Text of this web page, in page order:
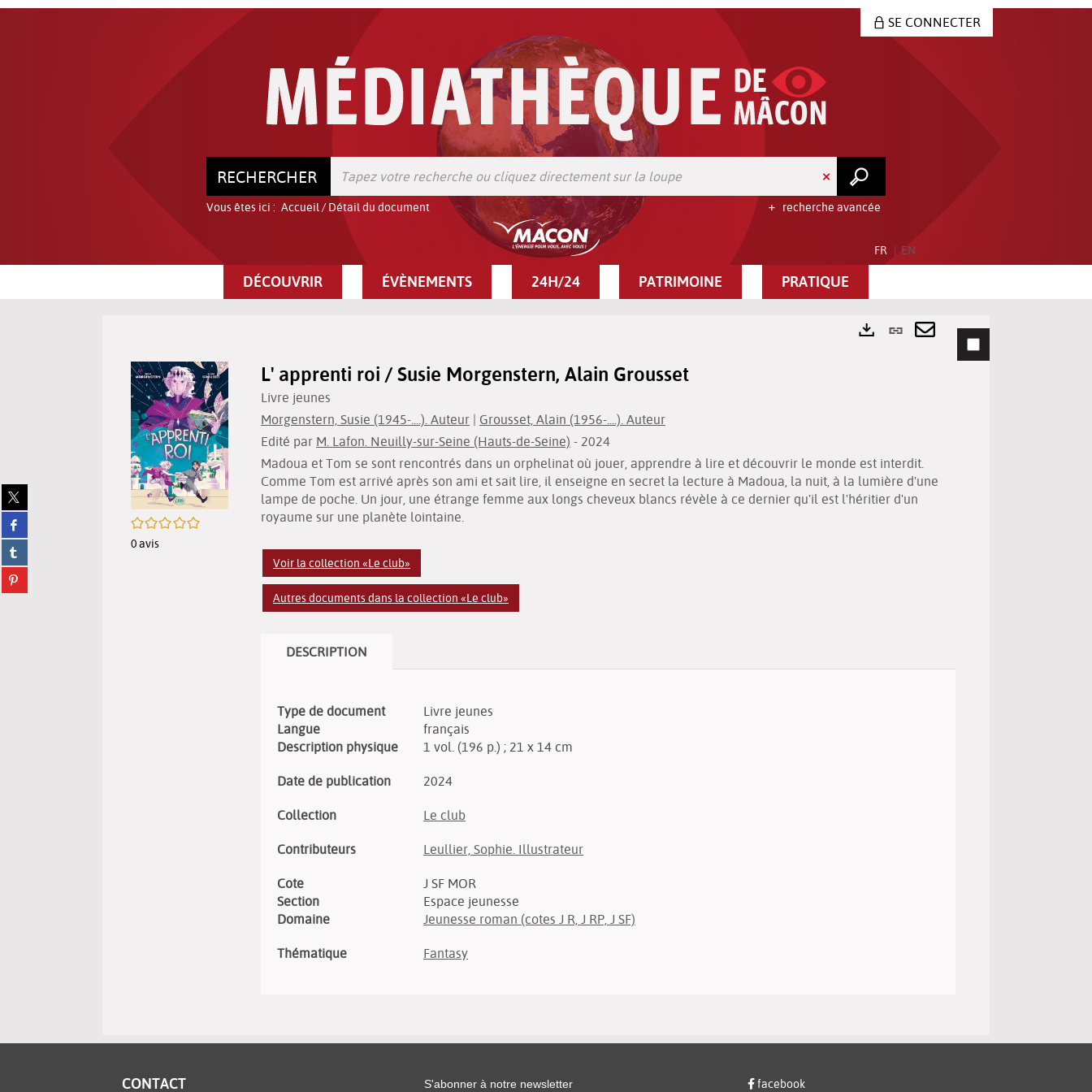
SE CONNECTER
RECHERCHER
recherche avancée
Vous êtes ici : Accueil/ Détail du document
FR EN
DÉCOUVRIR ÉVÈNEMENTS 24H/24 PATRIMOINE PRATIQUE
Partager
sur
twitter
(Nouvelle
fenêtre)
Partager
sur
facebook
(Nouvelle
fenêtre)
Partager
sur
tumblr
(Nouvelle
Partager
sur
Lien
permanent
Envoyer
/5
0avis
L' apprenti roi / Susie Morgenstern, Alain Grousset
Livre jeunes
Morgenstern, Susie (1945-....). Auteur | Grousset, Alain (1956-....). Auteur
Edité par M. Lafon. Neuilly-sur-Seine (Hauts-de-Seine) - 2024
Madoua et Tom se sont rencontrés dans un orphelinat où jouer, apprendre à lire et découvrir le monde est interdit.
Comme Tom est arrivé après son ami et sait lire, il enseigne en secret la lecture à Madoua, la nuit, à la lumière d'une
lampe de poche. Un jour, une étrange femme aux longs cheveux blancs révèle à ce dernier qu'il est l'héritier d'un
royaume sur une planète lointaine.
Voir la collection «Le club»
Autres documents dans la collection «Le club»
DESCRIPTION
Type de document
Livre jeunes
Langue
français
Description physique
1 vol. (196 p.) ; 21 x 14 cm
Date de publication 2024
Collection Le club
Contributeurs Leullier, Sophie. Illustrateur
Cote
J SF MOR
Section
Espace jeunesse
Domaine
Jeunesse roman (cotes J R, J RP, J SF)
Thématique Fantasy
CONTACT S'abonner à notre newsletter facebook